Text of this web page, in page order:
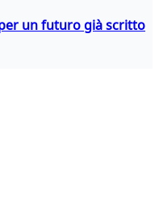
un futuro già scritto